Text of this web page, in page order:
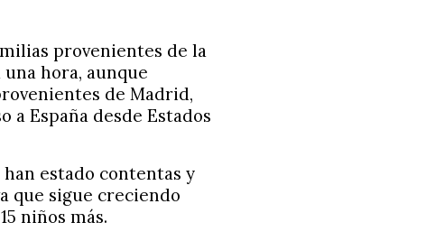
provenientes de la
hora, aunque
de Madrid,
a España desde Estados
estado contentas y
que sigue creciendo
niños más.